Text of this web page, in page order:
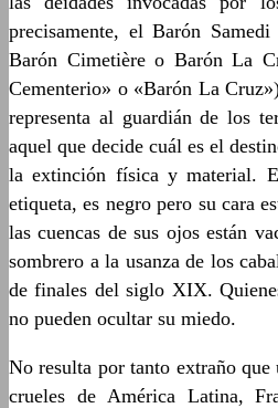
precisamente, el Barón
Barón Cimetière o Barón La
Cementerio» o «Barón La
representa al guardián de los
aquel que decide cuál es el
la extinción física y material.
etiqueta, es negro pero su cara
las cuencas de sus ojos están
sombrero a la usanza de los
de finales del siglo XIX.
no pueden ocultar su miedo.
No resulta por tanto extraño que
crueles de América Latina,